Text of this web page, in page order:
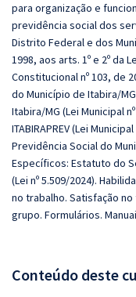
para organização e
previdência social dos
Distrito Federal e dos
1998, aos arts. 1º e 2º da
Constitucional nº 103, de
do Município de Itabira/
Itabira/MG (Lei Municipal
ITABIRAPREV (Lei
Previdência Social do
Específicos: Estatuto do
(Lei nº 5.509/2024).
no trabalho. Satisfação
grupo. Formulários.
Conteúdo deste